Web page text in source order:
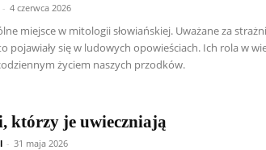
- 4 czerwca 2026
miejsce w mitologii słowiańskiej. Uważane za
pojawiały się w ludowych opowieściach. Ich rola w
życiem naszych przodków.
którzy je uwieczniają
- 31 maja 2026